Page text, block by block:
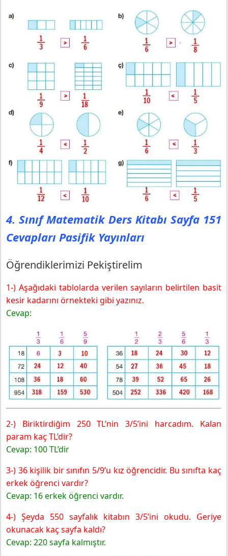
4. Sınıf Matematik Ders Kitabı Sayfa 151
Cevapları Pasifik Yayınları
Öğrendiklerimizi Pekiştirelim
1-) Aşağıdaki tablolarda verilen sayıların belirtilen basit
kesir kadarını örnekteki gibi yazınız.
Cevap:
2-) Biriktirdiğim 250 TL’nin 3/5’ini harcadım. Kalan
param kaç TL’dir?
Cevap: 100 TL’dir
3-) 36 kişilik bir sınıfın 5/9’u kız öğrencidir. Bu sınıfta kaç
erkek öğrenci vardır?
Cevap: 16 erkek öğrenci vardır.
4-) Şeyda 550 sayfalık kitabın 3/5’ini okudu. Geriye
okunacak kaç sayfa kaldı?
Cevap: 220 sayfa kalmıştır.